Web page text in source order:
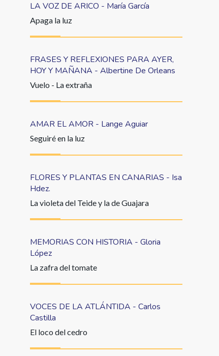
LA VOZ DE ARICO - María García
Apaga la luz
FRASES Y REFLEXIONES PARA AYER,
HOY Y MAÑANA - Albertine De Orleans
Vuelo - La extraña
AMAR EL AMOR - Lange Aguiar
Seguiré en la luz
FLORES Y PLANTAS EN CANARIAS - Isa
Hdez.
La violeta del Teide y la de Guajara
MEMORIAS CON HISTORIA - Gloria
López
La zafra del tomate
VOCES DE LA ATLÁNTIDA - Carlos
Castilla
El loco del cedro